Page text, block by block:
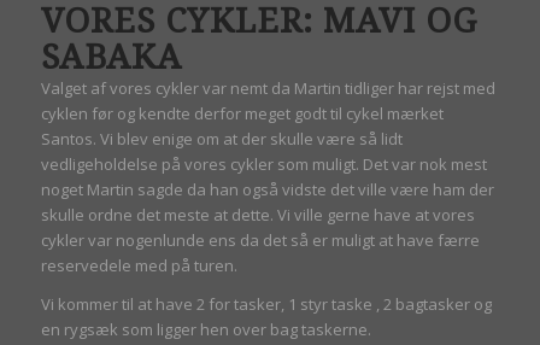
VORES CYKLER: MAVI OG
SABAKA
Valget af vores cykler var nemt da Martin tidliger har rejst med
cyklen før og kendte derfor meget godt til cykel mærket
Santos. Vi blev enige om at der skulle være så lidt
vedligeholdelse på vores cykler som muligt. Det var nok mest
noget Martin sagde da han også vidste det ville være ham der
skulle ordne det meste at dette. Vi ville gerne have at vores
cykler var nogenlunde ens da det så er muligt at have færre
reservedele med på turen.
Vi kommer til at have 2 for tasker, 1 styr taske , 2 bagtasker og
en rygsæk som ligger hen over bag taskerne.